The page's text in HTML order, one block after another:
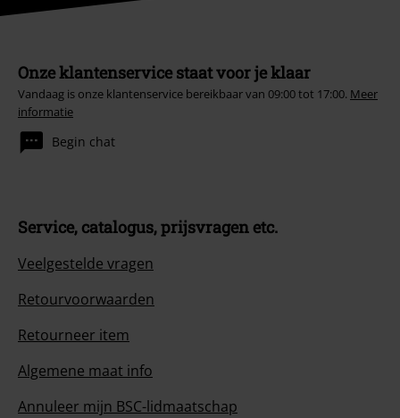
Onze klantenservice staat voor je klaar
Vandaag is onze klantenservice bereikbaar van 09:00 tot 17:00. Meer
informatie
Begin chat
Service, catalogus, prijsvragen etc.
Veelgestelde vragen
Retourvoorwaarden
Retourneer item
Algemene maat info
Annuleer mijn BSC-lidmaatschap